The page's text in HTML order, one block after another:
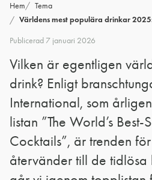
Hem Tema
Världens mest populära drinkar
Publicerad 7 januari 2026
Vilken är egentligen
drink? Enligt
International, som
listan ”The World’s Best-
Cocktails”, är trenden
återvänder till de tidlösa